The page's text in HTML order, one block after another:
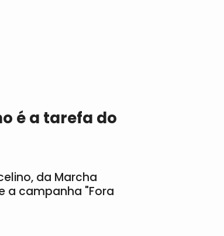
é a tarefa do
da Marcha
a campanha "Fora